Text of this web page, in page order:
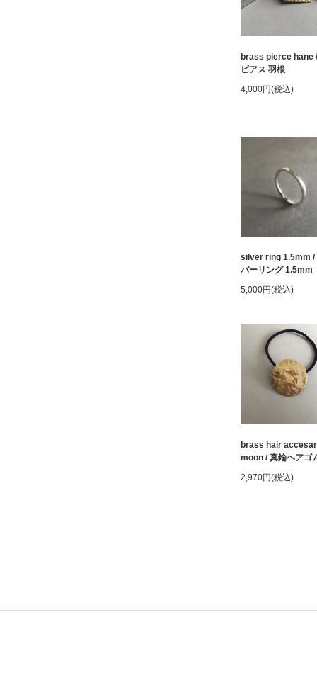
brass pierce hane
ピアス 羽根
4,000円(税込)
silver ring 1.5mm /
バーリング 1.5mm
5,000円(税込)
brass hair
moon / 真鍮ヘアゴ
2,970円(税込)